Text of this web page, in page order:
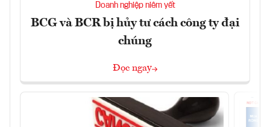
Doanh nghiệp niêm yết
BCG và BCR bị hủy tư cách công ty đại
chúng
Đọc ngay